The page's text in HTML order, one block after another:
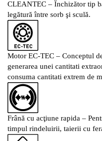
CLEANTEC – Închizător tip
legătură între sorb şi sculă.
Motor EC-TEC – Conceptul
generarea unei cantitati
consuma cantitati extrem de
Frână cu acţiune rapida –
timpul rindeluirii, taierii cu